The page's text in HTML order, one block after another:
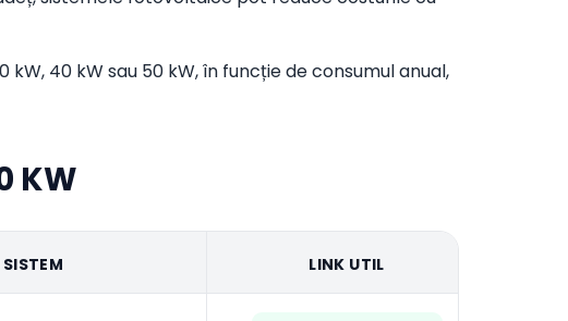
40 kW sau 50 kW, în funcție de consumul anual,
KW
LINK UTIL